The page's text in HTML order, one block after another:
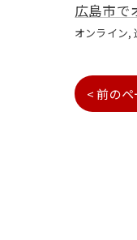
広島市で
オンライン
< 前のペ